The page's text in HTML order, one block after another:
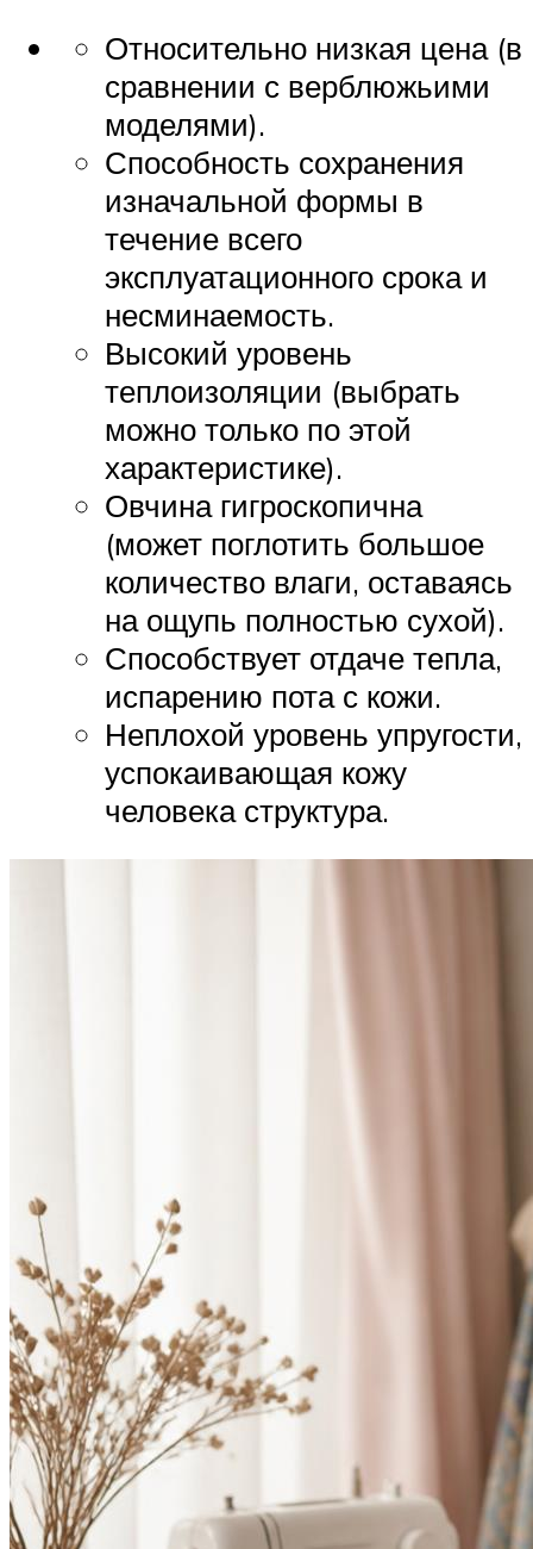
Относительно низкая цена (в
сравнении с верблюжьими
моделями).
Способность сохранения
изначальной формы в
течение всего
эксплуатационного срока и
несминаемость.
Высокий уровень
теплоизоляции (выбрать
можно только по этой
характеристике).
Овчина гигроскопична
(может поглотить большое
количество влаги, оставаясь
на ощупь полностью сухой).
Способствует отдаче тепла,
испарению пота с кожи.
Неплохой уровень упругости,
успокаивающая кожу
человека структура.